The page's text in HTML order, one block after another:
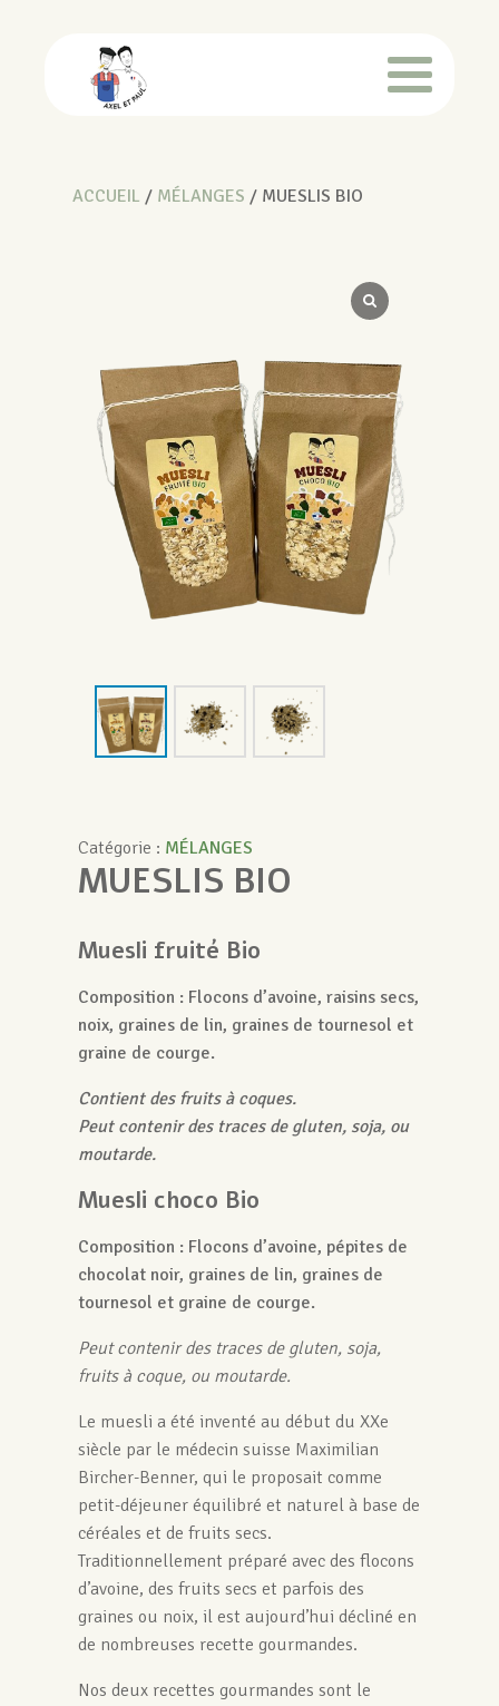
ACCUEIL / MÉLANGES / MUESLIS BIO
Catégorie : MÉLANGES
MUESLIS BIO
Muesli fruité Bio
Composition : Flocons d’avoine, raisins secs,
noix, graines de lin, graines de tournesol et
graine de courge.
Contient des fruits à coques.
Peut contenir des traces de gluten, soja, ou
moutarde.
Muesli choco Bio
Composition : Flocons d’avoine, pépites de
chocolat noir, graines de lin, graines de
tournesol et graine de courge.
Peut contenir des traces de gluten, soja,
fruits à coque, ou moutarde.
Le muesli a été inventé au début du XXe
siècle par le médecin suisse Maximilian
Bircher-Benner, qui le proposait comme
petit-déjeuner équilibré et naturel à base de
céréales et de fruits secs.
Traditionnellement préparé avec des flocons
d’avoine, des fruits secs et parfois des
graines ou noix, il est aujourd’hui décliné en
de nombreuses recette gourmandes.
Nos deux recettes gourmandes sont le